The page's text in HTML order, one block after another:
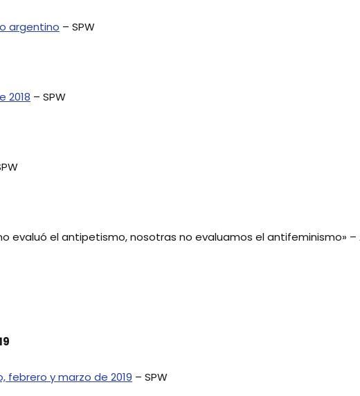
argentino – SPW
2018 – SPW
evaluó el antipetismo, nosotras no evaluamos el antifeminismo» –
febrero y marzo de 2019 – SPW